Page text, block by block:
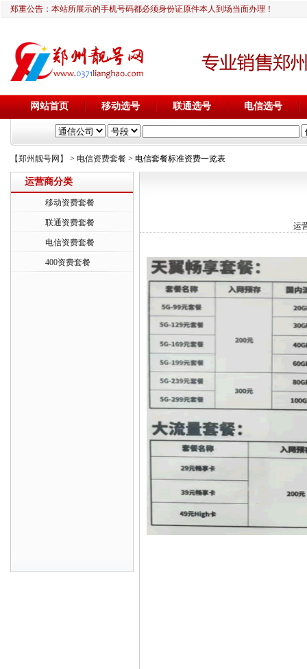
郑重公告：本站所展示的手机号码都必须身份证原件本人到场当面办理！
网站首页 移动选号 联通选号 电信选号
【郑州靓号网】 > 电信资费套餐 > 电信套餐标准资费一览表
运营商分类
移动资费套餐
联通资费套餐
电信资费套餐
400资费套餐
运